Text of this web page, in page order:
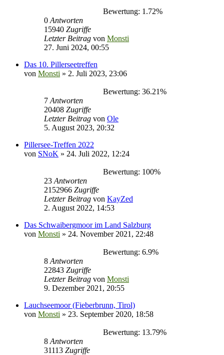
Bewertung: 1.72%
0 Antworten
15940 Zugriffe
Letzter Beitrag von Monsti
27. Juni 2024, 00:55
Das 10. Pillerseetreffen
von Monsti » 2. Juli 2023, 23:06
Bewertung: 36.21%
7 Antworten
20408 Zugriffe
Letzter Beitrag von Ole
5. August 2023, 20:32
Pillersee-Treffen 2022
von SNoK » 24. Juli 2022, 12:24
Bewertung: 100%
23 Antworten
2152966 Zugriffe
Letzter Beitrag von KayZed
2. August 2022, 14:53
Das Schwaibergmoor im Land Salzburg
von Monsti » 24. November 2021, 22:48
Bewertung: 6.9%
8 Antworten
22843 Zugriffe
Letzter Beitrag von Monsti
9. Dezember 2021, 20:55
Lauchseemoor (Fieberbrunn, Tirol)
von Monsti » 23. September 2020, 18:58
Bewertung: 13.79%
8 Antworten
31113 Zugriffe